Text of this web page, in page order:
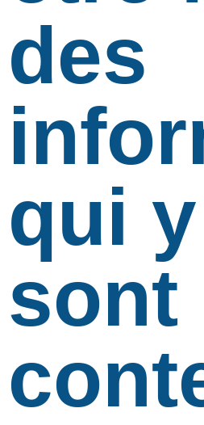
des
qui y
sont